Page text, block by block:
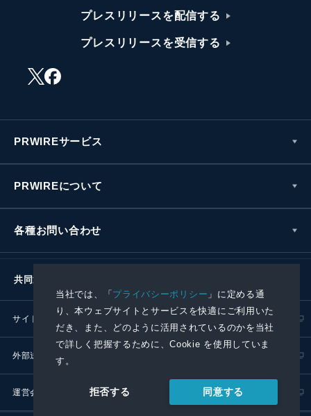
当社では、「プライバシーポリシー 」に定める通
り、本ウェブサイトとサービスを快適にご利用いた
だき、また、どのように活用されているのかを当社
で詳しく把握するために、Cookie を使用していま
す。
拒否する 同意する
プレスリリースを配信する
プレスリリースを受信する
PRWIREサービス
PRWIREについて
各種お問い合わせ
共同通信社グループ
サイトポリシー プライバシーポリシー
外部送信ポリシー
運営会社